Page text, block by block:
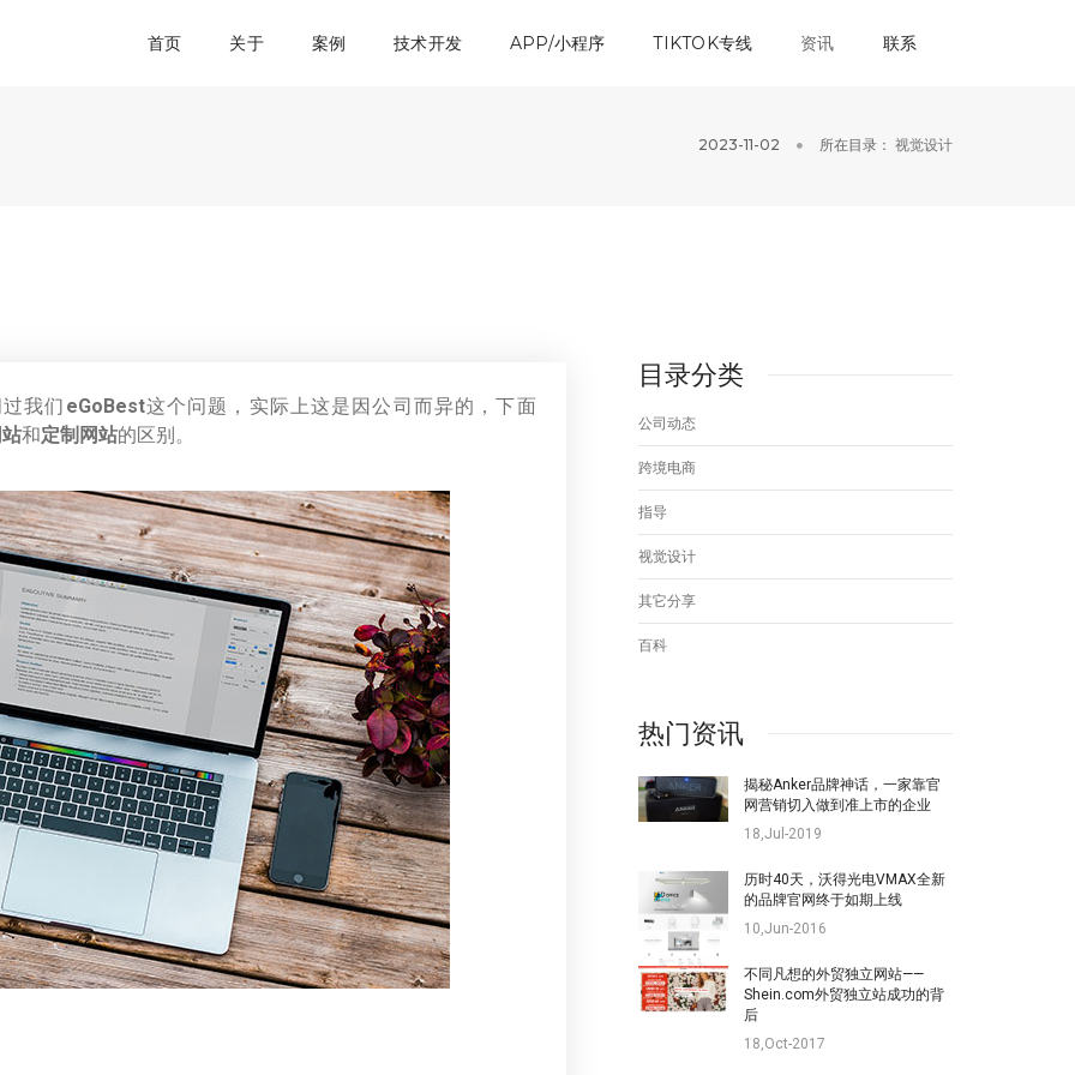
首页 关于 案例 技术开发 APP/小程序 TIKTOK专线 资讯 联系
2023-11-02 所在目录： 视觉设计
我们 eGoBest这个问题，实际上这是因公司而异的，下面
和定制网站的区别。
目录分类
公司动态
跨境电商
指导
视觉设计
其它分享
百科
热门资讯
揭秘Anker品牌神话，一家靠官
网营销切入做到准上市的企业
18,Jul-2019
历时40天，沃得光电VMAX全新
的品牌官网终于如期上线
10,Jun-2016
不同凡想的外贸独立网站——
Shein.com外贸独立站成功的背
后
18,Oct-2017